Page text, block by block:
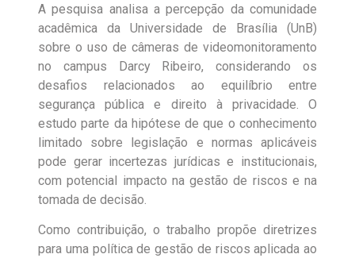
A pesquisa analisa a percepção da comunidade
acadêmica da Universidade de Brasília (UnB)
sobre o uso de câmeras de videomonitoramento
no campus Darcy Ribeiro, considerando os
desafios relacionados ao equilíbrio entre
segurança pública e direito à privacidade. O
estudo parte da hipótese de que o conhecimento
limitado sobre legislação e normas aplicáveis
pode gerar incertezas jurídicas e institucionais,
com potencial impacto na gestão de riscos e na
tomada de decisão.
Como contribuição, o trabalho propõe diretrizes
para uma política de gestão de riscos aplicada ao